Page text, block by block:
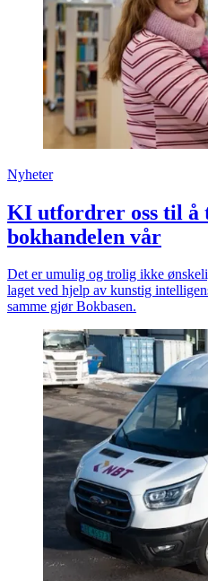
Nyheter
KI utfordrer oss til å
bokhandelen vår
Det er umulig og trolig ikke
laget ved hjelp av kunstig
samme gjør Bokbasen.